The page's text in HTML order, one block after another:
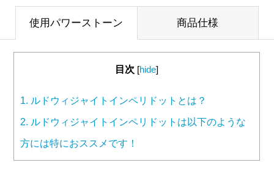
使用パワーストーン 商品仕様
目次 [hide]
1. ルドウィジャイトインペリドットとは？
2. ルドウィジャイトインペリドットは以下のような
方には特におススメです！